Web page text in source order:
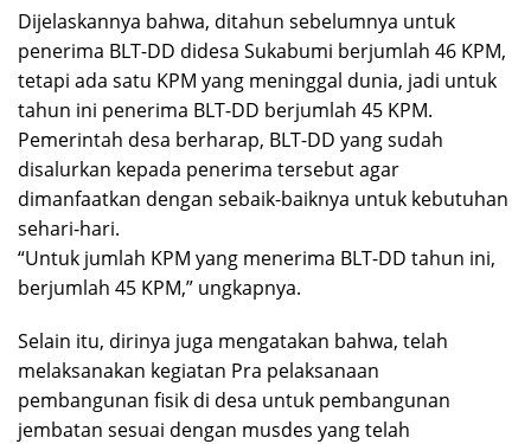
Dijelaskannya bahwa, ditahun sebelumnya untuk
penerima BLT-DD didesa Sukabumi berjumlah 46 KPM,
tetapi ada satu KPM yang meninggal dunia, jadi untuk
tahun ini penerima BLT-DD berjumlah 45 KPM.
Pemerintah desa berharap, BLT-DD yang sudah
disalurkan kepada penerima tersebut agar
dimanfaatkan dengan sebaik-baiknya untuk kebutuhan
sehari-hari.
“Untuk jumlah KPM yang menerima BLT-DD tahun ini,
berjumlah 45 KPM,” ungkapnya.
Selain itu, dirinya juga mengatakan bahwa, telah
melaksanakan kegiatan Pra pelaksanaan
pembangunan fisik di desa untuk pembangunan
jembatan sesuai dengan musdes yang telah